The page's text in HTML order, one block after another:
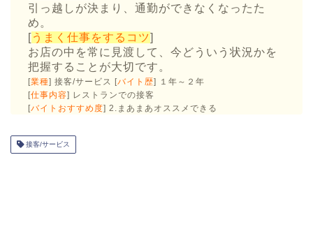
引っ越しが決まり、通勤ができなくなったた
め。
[うまく仕事をするコツ]
お店の中を常に見渡して、今どういう状況かを
把握することが大切です。
[業種] 接客/サービス [バイト歴] １年～２年
[仕事内容] レストランでの接客
[バイトおすすめ度] 2.まあまあオススメできる
接客/サービス